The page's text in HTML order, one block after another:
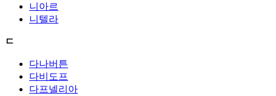
니아르
니텔라
ㄷ
다나버튼
다비도프
다프넬리아